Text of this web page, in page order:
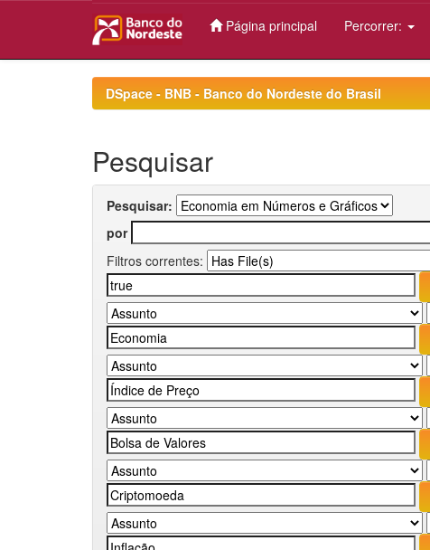
Página principal Percorrer:
DSpace - BNB - Banco do Nordeste do Brasil
Pesquisar
Pesquisar:
por
Filtros correntes: